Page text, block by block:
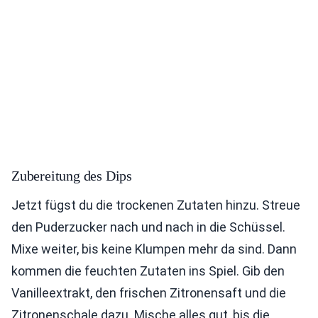
Zubereitung des Dips
Jetzt fügst du die trockenen Zutaten hinzu. Streue
den Puderzucker nach und nach in die Schüssel.
Mixe weiter, bis keine Klumpen mehr da sind. Dann
kommen die feuchten Zutaten ins Spiel. Gib den
Vanilleextrakt, den frischen Zitronensaft und die
Zitronenschale dazu. Mische alles gut, bis die